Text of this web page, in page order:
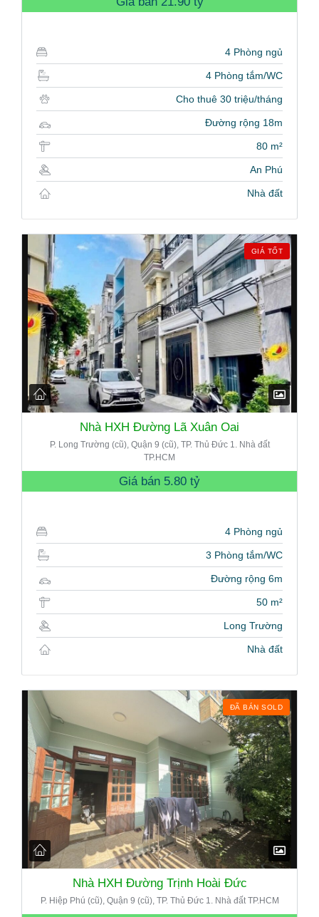
4 Phòng ngủ
4 Phòng tắm/WC
Cho thuê 30 triệu/tháng
Đường rộng 18m
80 m²
An Phú
Nhà đất
GIÁ TỐT
Nhà HXH Đường Lã Xuân Oai
P. Long Trường (cũ), Quận 9 (cũ), TP. Thủ Đức 1. Nhà đất
TP.HCM
Giá bán 5.80 tỷ
4 Phòng ngủ
3 Phòng tắm/WC
Đường rộng 6m
50 m²
Long Trường
Nhà đất
ĐÃ BÁN SOLD
Nhà HXH Đường Trịnh Hoài Đức
P. Hiệp Phú (cũ), Quận 9 (cũ), TP. Thủ Đức 1. Nhà đất TP.HCM